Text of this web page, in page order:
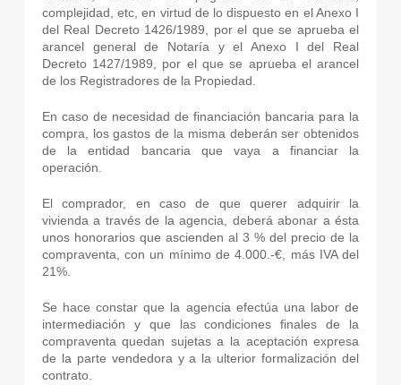
complejidad, etc, en virtud de lo dispuesto en el Anexo I
del Real Decreto 1426/1989, por el que se aprueba el
arancel general de Notaría y el Anexo I del Real
Decreto 1427/1989, por el que se aprueba el arancel
de los Registradores de la Propiedad.
En caso de necesidad de financiación bancaria para la
compra, los gastos de la misma deberán ser obtenidos
de la entidad bancaria que vaya a financiar la
operación.
El comprador, en caso de que querer adquirir la
vivienda a través de la agencia, deberá abonar a ésta
unos honorarios que ascienden al 3 % del precio de la
compraventa, con un mínimo de 4.000.-€, más IVA del
21%.
Se hace constar que la agencia efectúa una labor de
intermediación y que las condiciones finales de la
compraventa quedan sujetas a la aceptación expresa
de la parte vendedora y a la ulterior formalización del
contrato.